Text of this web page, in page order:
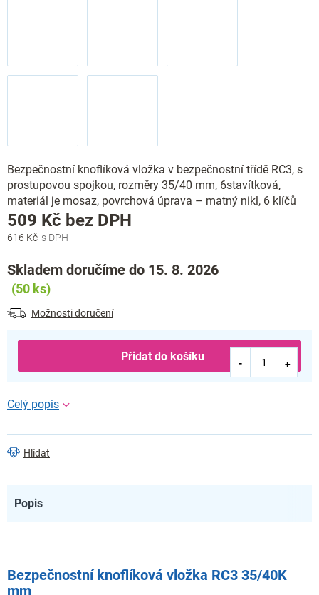
Bezpečnostní knoflíková vložka v bezpečnostní třídě RC3, s
prostupovou spojkou, rozměry 35/40 mm, 6stavítková,
materiál je mosaz, povrchová úprava – matný nikl, 6 klíčů
616 Kč
509 Kč bez DPH
Skladem doručíme do 15. 8. 2026
(50 ks)
Možnosti doručení
Přidat do košíku
Hlídat
Popis
Bezpečnostní knoflíková vložka RC3 35/40K
mm